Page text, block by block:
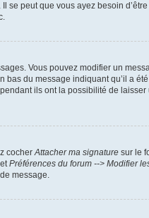
peut que vous ayez besoin
Vous pouvez modifier un
du message indiquant qu’il a
ils ont la possibilité de
cocherAttacher ma signature sur le
Préférences du forum --> Modifier
message.